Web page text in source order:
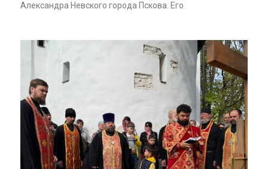
Александра Невского города Пскова. Его